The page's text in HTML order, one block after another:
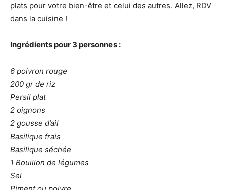
plats pour votre bien-être et celui des autres. Allez, RDV
dans la cuisine !
Ingrédients pour 3 personnes :
6 poivron rouge
200 gr de riz
Persil plat
2 oignons
2 gousse d’ail
Basilique frais
Basilique séchée
1 Bouillon de légumes
Sel